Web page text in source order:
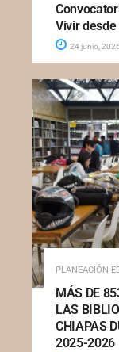
Vivir desde
24 junio, 2026
PLANEACIÓN
MÁS DE
LAS
CHIAPAS
2025-2026